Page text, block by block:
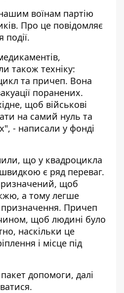
воїнам партію
Про це повідомляє
події.
також техніку:
та причеп. Вона
поранених.
щоб військові
на самий нуль та
- написали у фонді
що у квадроцикла
є ряд переваг.
щоб
а тому легше
призначення. Причеп
щоб людині було
наскільки це
і місце під
допомоги, далі